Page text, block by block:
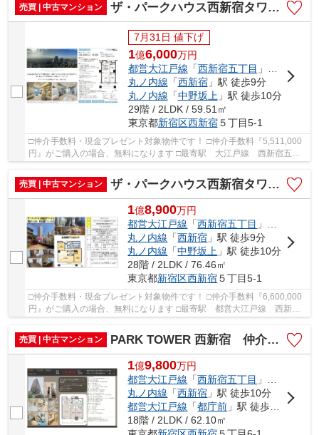
売買 | 中古マンション
ザ・パークハウス西新宿タワー60 仲介手数料無料＋80万円現金プレゼント中
7月31日 値下げ
1億6,000万円
都営大江戸線 「西新宿五丁目 」駅 徒歩7分
丸ノ内線 「西新宿」駅 徒歩9分
丸ノ内線 「中野坂上 」駅 徒歩10分
29階 / 2LDK / 59.51㎡
東京都新宿区西新宿５丁目5-1
□仲介手数料・現金プレゼント対象物件です！ □仲介手数料『5,511,000
円』がご購入の場合、無料になります □最寄駅 大江戸線 西新宿五丁
売買 | 中古マンション
ザ・パークハウス西新宿タワー60 仲介手数料無料＋90万円現金プレゼント中
1億8,900万円
都営大江戸線 「西新宿五丁目 」駅 徒歩7分
丸ノ内線 「西新宿 」駅 徒歩9分
丸ノ内線 「中野坂上 」駅 徒歩10分
28階 / 2LDK / 76.46㎡
東京都新宿区西新宿５丁目5-1
□仲介手数料・現金プレゼント対象物件です！ □仲介手数料『6,600,000
円』がご購入の場合、無料になります □最寄駅 都営大江戸線 西新宿
五丁目駅 徒歩約7分 □南東側陽当たり良好です...
売買 | 中古マンション
PARK TOWER 西新宿 仲介手数料無料＋90万円現金プレゼント中
1億9,800万円
都営大江戸線 「西新宿五丁目 」駅 徒歩6分
丸ノ内線 「西新宿 」駅 徒歩10分
都営大江戸線 「都庁前 」駅 徒歩11分
18階 / 2LDK / 62.10㎡